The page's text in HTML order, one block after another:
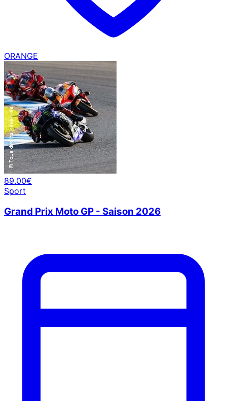
ORANGE
89.00€
Sport
Grand Prix Moto GP - Saison 2026